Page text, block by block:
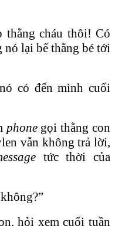
thằng cháu thôi! Có
nó lại bế thằng bé tới
có đến mình cuối
phonegọi thằng con
vẫn không trả lời,
tức thời của
hỏi xem cuối tuần